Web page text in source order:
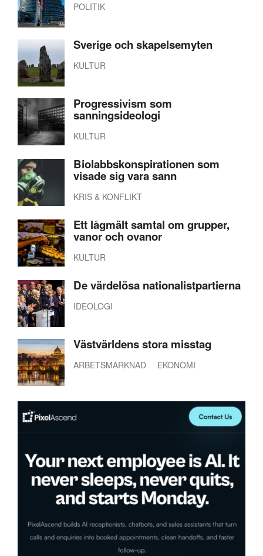
POLITIK
Sverige och skapelsemyten
KULTUR
Progressivism som
sanningsideologi
KULTUR
Biolabbskonspirationen som
visade sig vara sann
KRIS & KONFLIKT
Ett lågmält samtal om grupper,
vanor och ovanor
KULTUR
De värdelösa nationalistpartierna
IDEOLOGI
Västvärldens stora misstag
ARBETSMARKNAD EKONOMI